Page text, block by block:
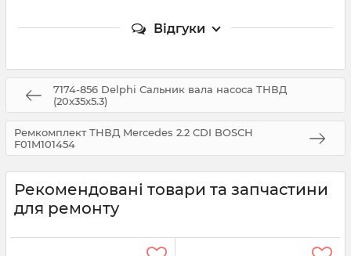
Відгуки
7174-856 Delphi Сальник вала насоса ТНВД
(20x35x5.3)
Ремкомплект ТНВД Mercedes 2.2 CDI BOSCH
F01M101454
Рекомендовані товари та запчастини
для ремонту